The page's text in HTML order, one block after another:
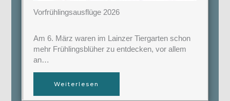
Vorfrühlingsausflüge 2026
Am 6. März waren im Lainzer Tiergarten schon
mehr Frühlingsblüher zu entdecken, vor allem
an…
Weiterlesen